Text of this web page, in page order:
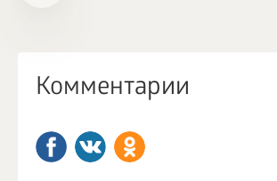
Комментарии